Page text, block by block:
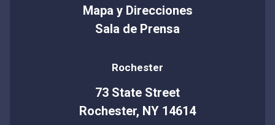
Mapa y Direcciones
Sala de Prensa
Rochester
73 State Street
Rochester, NY 14614